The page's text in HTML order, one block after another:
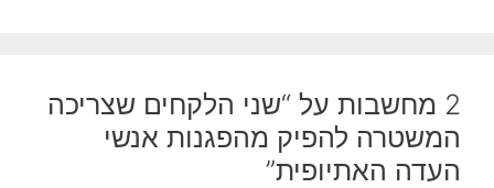
2 מחשבות על “שני הלקחים שצריכה
המשטרה להפיק מהפגנות אנשי
העדה האתיופית”